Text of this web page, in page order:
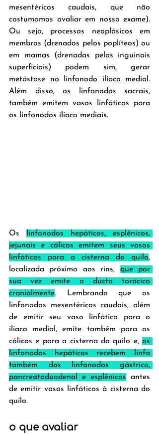
mesentéricos caudais, que não
costumamos avaliar em nosso exame).
Ou seja, processos neoplásicos em
membros (drenados pelos poplíteos) ou
em mamas (drenadas pelos inguinais
superficiais) podem sim, gerar
metástase no linfonodo ilíaco medial.
Além disso, os linfonodos sacrais,
também emitem vasos linfáticos para
os linfonodos ilíaco mediais.
Os linfonodos hepáticos, esplênicos,
jejunais e cólicos emitem seus vasos
linfáticos para a cisterna do quilo,
localizada próximo aos rins, que por
sua vez emite o ducto torácico
cranialmente. Lembrando que os
linfonodos mesentéricos caudais, além
de emitir seu vaso linfático para o
ilíaco medial, emite também para os
cólicos e para a cisterna do quilo e, os
linfonodos hepáticos recebem linfa
também dos linfonodos gástrico,
pancreatoduodenal e esplênicos antes
de emitir vasos linfáticos à cisterna do
quilo.
o que avaliar